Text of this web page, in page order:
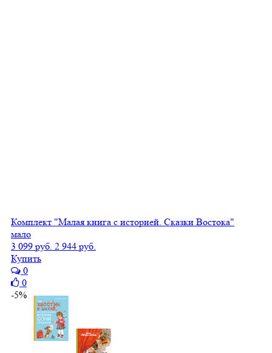
Комплект "Малая книга с историей. Сказки Востока"
мало
3 099 руб. 2 944 руб.
Купить
0
0
-5%